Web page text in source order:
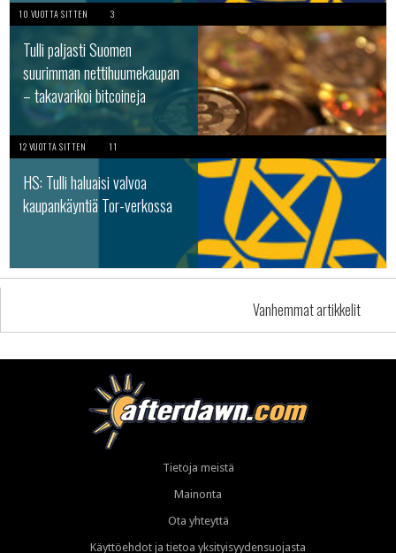
10 VUOTTA SITTEN 3
Tulli paljasti Suomen
suurimman nettihuumekaupan
– takavarikoi bitcoineja
12 VUOTTA SITTEN 11
HS: Tulli haluaisi valvoa
kaupankäyntiä Tor-verkossa
Vanhemmat artikkelit
Tietoja meistä
Mainonta
Ota yhteyttä
Käyttöehdot ja tietoa yksityisyydensuojasta